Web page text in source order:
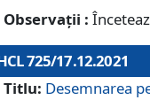
Observații :
725/17.12.2021
Titlu: Desemnarea